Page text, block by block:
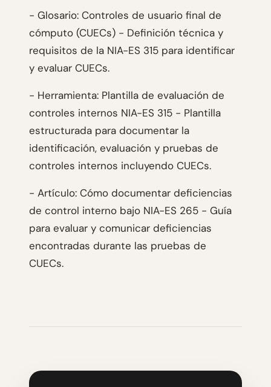
- Glosario: Controles de usuario final de
cómputo (CUECs) - Definición técnica y
requisitos de la NIA-ES 315 para identificar
y evaluar CUECs.
- Herramienta: Plantilla de evaluación de
controles internos NIA-ES 315 - Plantilla
estructurada para documentar la
identificación, evaluación y pruebas de
controles internos incluyendo CUECs.
- Artículo: Cómo documentar deficiencias
de control interno bajo NIA-ES 265 - Guía
para evaluar y comunicar deficiencias
encontradas durante las pruebas de
CUECs.